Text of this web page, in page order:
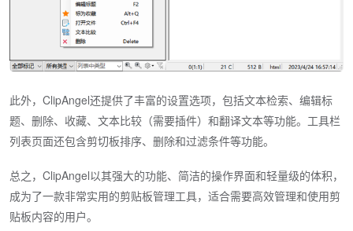
此外，ClipAngel还提供了丰富的设置选项，包括文本检索、编辑标
题、删除、收藏、文本比较（需要插件）和翻译文本等功能。工具栏
列表页面还包含剪切板排序、删除和过滤条件等功能。
总之，ClipAngel以其强大的功能、简洁的操作界面和轻量级的体积，
成为了一款非常实用的剪贴板管理工具，适合需要高效管理和使用剪
贴板内容的用户。